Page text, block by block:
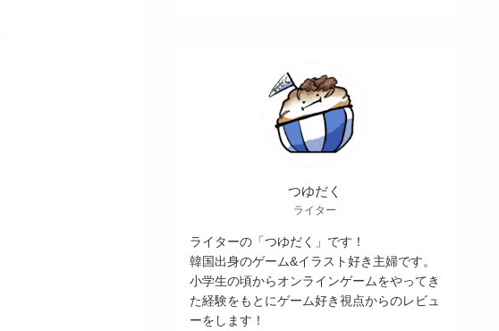
つゆだく
ライター
ライターの「つゆだく」です！
韓国出身のゲーム&イラスト好き主婦です。
小学生の頃からオンラインゲームをやってき
た経験をもとにゲーム好き視点からのレビュ
ーをします！